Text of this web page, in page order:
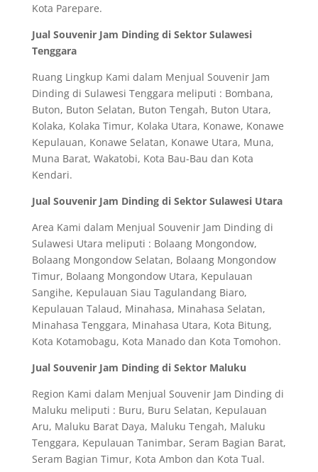
Kota Parepare.
Jual Souvenir Jam Dinding di Sektor Sulawesi
Tenggara
Ruang Lingkup Kami dalam Menjual Souvenir Jam
Dinding di Sulawesi Tenggara meliputi : Bombana,
Buton, Buton Selatan, Buton Tengah, Buton Utara,
Kolaka, Kolaka Timur, Kolaka Utara, Konawe, Konawe
Kepulauan, Konawe Selatan, Konawe Utara, Muna,
Muna Barat, Wakatobi, Kota Bau-Bau dan Kota
Kendari.
Jual Souvenir Jam Dinding di Sektor Sulawesi Utara
Area Kami dalam Menjual Souvenir Jam Dinding di
Sulawesi Utara meliputi : Bolaang Mongondow,
Bolaang Mongondow Selatan, Bolaang Mongondow
Timur, Bolaang Mongondow Utara, Kepulauan
Sangihe, Kepulauan Siau Tagulandang Biaro,
Kepulauan Talaud, Minahasa, Minahasa Selatan,
Minahasa Tenggara, Minahasa Utara, Kota Bitung,
Kota Kotamobagu, Kota Manado dan Kota Tomohon.
Jual Souvenir Jam Dinding di Sektor Maluku
Region Kami dalam Menjual Souvenir Jam Dinding di
Maluku meliputi : Buru, Buru Selatan, Kepulauan
Aru, Maluku Barat Daya, Maluku Tengah, Maluku
Tenggara, Kepulauan Tanimbar, Seram Bagian Barat,
Seram Bagian Timur, Kota Ambon dan Kota Tual.